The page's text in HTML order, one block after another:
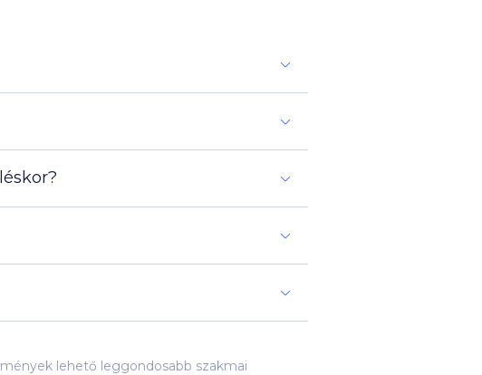
lehető leggondosabb szakmai